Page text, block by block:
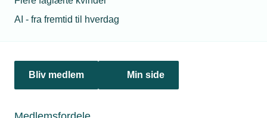
AI - fra fremtid til hverdag
Bliv medlem Min side
jura@tekniq.dk
tekniq@tekniq.dk